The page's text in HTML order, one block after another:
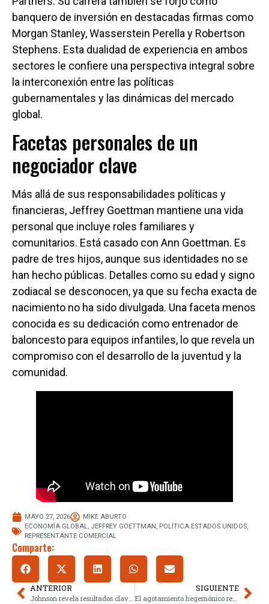
banquero de inversión en destacadas firmas como
Morgan Stanley, Wasserstein Perella y Robertson
Stephens. Esta dualidad de experiencia en ambos
sectores le confiere una perspectiva integral sobre
la interconexión entre las políticas
gubernamentales y las dinámicas del mercado
global.
Facetas personales de un
negociador clave
Más allá de sus responsabilidades políticas y
financieras, Jeffrey Goettman mantiene una vida
personal que incluye roles familiares y
comunitarios. Está casado con Ann Goettman. Es
padre de tres hijos, aunque sus identidades no se
han hecho públicas. Detalles como su edad y signo
zodiacal se desconocen, ya que su fecha exacta de
nacimiento no ha sido divulgada. Una faceta menos
conocida es su dedicación como entrenador de
baloncesto para equipos infantiles, lo que revela un
compromiso con el desarrollo de la juventud y la
comunidad.
MAYO 27, 2026
MIKE ABURTO
ECONOMÍA GLOBAL, JEFFREY GOETTMAN , POLÍTICA ESTADOS UNIDOS,
REPRESENTANTE COMERCIAL
Comparte:
ANTERIOR
Johnson revela resultados clave de la estrategia binacional de seguridad
SIGUIENTE
El agotamiento hegemónico reconfigura las lealtades globales